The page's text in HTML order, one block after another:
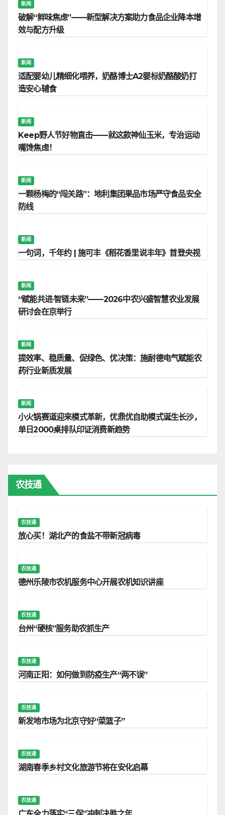
新闻
破解“鲜味焦虑”——新型解决方案助力食品企业降本增
效与配方升级
新闻
适配婴幼儿精细化喂养，奶酪博士A2婴标奶酪酸奶打
造安心辅食
新闻
Keep野人节好物直击——就这款神仙玉米，专治运动
嘴馋焦虑！
新闻
一颗杨梅的“闯关路”：地利集团果品市场严守食品安全
防线
新闻
一句词，千年约 | 施可丰《稻花香里说丰年》首登央视
新闻
“赋能共进·智链未来”——2026中农兴盛智慧农业发展
研讨会在京举行
新闻
提效率、稳质量、促绿色、优决策：施耐德电气赋能农
药行业新质发展
新闻
小火锅赛道迎来模式革新，优鼎优自助模式诞生长沙，
单日2000桌排队印证消费新趋势
农技通
农技通
放心买！湖北产的食盐不带新冠病毒
农技通
德州乐陵市农机服务中心开展农机知识讲座
农技通
台州“硬核”服务助农抓生产
农技通
河南正阳：如何做到防疫生产“两不误”
农技通
新发地市场为北京守好“菜篮子”
农技通
湖南春季乡村文化旅游节将在安化启幕
农技通